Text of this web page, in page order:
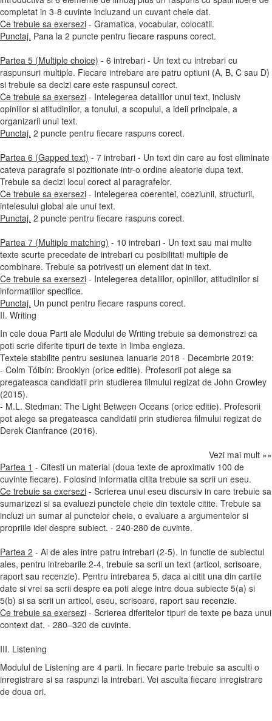
completat in 3-8 cuvinte incluzand un cuvant cheie dat.
Ce trebuie sa exersezi - Gramatica, vocabular, colocatii.
Punctaj. Pana la 2 puncte pentru fiecare raspuns corect.
Partea 5 (Multiple choice) - 6 intrebari - Un text cu intrebari cu
raspunsuri multiple. Fiecare intrebare are patru optiuni (A, B, C sau D)
si trebuie sa decizi care este raspunsul corect.
Ce trebuie sa exersezi - Intelegerea detaliilor unui text, inclusiv
opiniilor si atitudinilor, a tonului, a scopului, a ideii principale, a
organizarii unui text.
Punctaj. 2 puncte pentru fiecare raspuns corect.
Partea 6 (Gapped text) - 7 intrebari - Un text din care au fost eliminate
cateva paragrafe si pozitionate intr-o ordine aleatorie dupa text.
Trebuie sa decizi locul corect al paragrafelor.
Ce trebuie sa exersezi - Intelegerea coerentei, coeziunii, structurii,
intelesului global ale unui text.
Punctaj. 2 puncte pentru fiecare raspuns corect.
Partea 7 (Multiple matching) - 10 intrebari - Un text sau mai multe
texte scurte precedate de intrebari cu posibilitati multiple de
combinare. Trebuie sa potrivesti un element dat in text.
Ce trebuie sa exersezi - Intelegerea detaliilor, opiniilor, atitudinilor si
informatiilor specifice.
Punctaj. Un punct pentru fiecare raspuns corect.
II. Writing
In cele doua Parti ale Modului de Writing trebuie sa demonstrezi ca
poti scrie diferite tipuri de texte in limba engleza.
Textele stabilite pentru sesiunea Ianuarie 2018 - Decembrie 2019:
- Colm Tóibín: Brooklyn (orice editie). Profesorii pot alege sa
pregateasca candidatii prin studierea filmului regizat de John Crowley
(2015).
- M.L. Stedman: The Light Between Oceans (orice editie). Profesorii
pot alege sa pregateasca candidatii prin studierea filmului regizat de
Derek Cianfrance (2016).
Vezi mai mult »»
Partea 1 - Citesti un material (doua texte de aproximativ 100 de
cuvinte fiecare). Folosind informatia citita trebuie sa scrii un eseu.
Ce trebuie sa exersezi - Scrierea unui eseu discursiv in care trebuie sa
sumarizezi si sa evaluezi punctele cheie din textele citite. Trebuie sa
incluzi un sumar al punctelor cheie, o evaluare a argumentelor si
propriile idei despre subiect. - 240-280 de cuvinte.
Partea 2 - Ai de ales intre patru intrebari (2-5). In functie de subiectul
ales, pentru intrebarile 2-4, trebuie sa scrii un text (articol, scrisoare,
raport sau recenzie). Pentru intrebarea 5, daca ai citit una din cartile
date si vrei sa scrii despre ea poti alege intre doua subiecte 5(a) si
5(b) si sa scrii un articol, eseu, scrisoare, raport sau recenzie.
Ce trebuie sa exersezi - Scrierea diferitelor tipuri de texte pe baza unui
context dat. - 280–320 de cuvinte.
III. Listening
Modulul de Listening are 4 parti. In fiecare parte trebuie sa asculti o
inregistrare si sa raspunzi la intrebari. Vei asculta fiecare inregistrare
de doua ori.